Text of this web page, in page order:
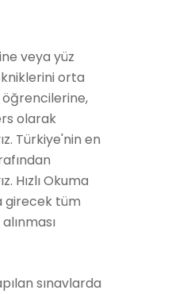
veya yüz
orta
öğrencilerine,
olarak
Türkiye'nin en
Hızlı Okuma
girecek tüm
sınavlarda